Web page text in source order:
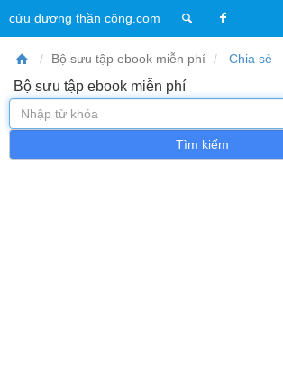
cửu dương thần công.com
Bộ sưu tập ebook miễn phí Chia sẻ
Bộ sưu tập ebook miễn phí